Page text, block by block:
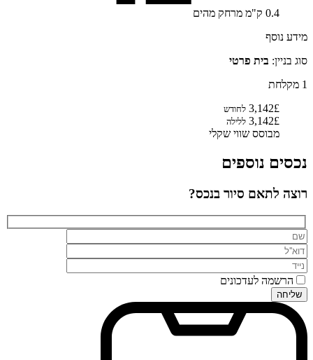
0.4 ק"מ מרחק מהים
מידע נוסף
סוג בניין: בית פרטי
1 מקלחת
3,142£ לחודש
3,142£ ללילה
מבוסס שווי שקלי
נכסים נוספים
רוצה לתאם סיור בנכס?
הרשמה לעדכונים
שליחה